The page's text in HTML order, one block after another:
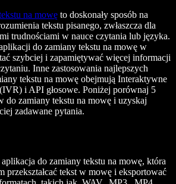
na mowę to doskonały sposób na
tekstu pisanego, zwłaszcza dla
trudnościami w nauce czytania lub języka.
do zamiany tekstu na mowę w
szybciej i zapamiętywać więcej informacji
Inne zastosowania najlepszych
tekstu na mowę obejmują Interaktywne
i API głosowe. Poniżej porównaj 5
do zamiany tekstu na mowę i uzyskaj
zadawane pytania.
do zamiany tekstu na mowę, która
przekształcać tekst w mowę i eksportować